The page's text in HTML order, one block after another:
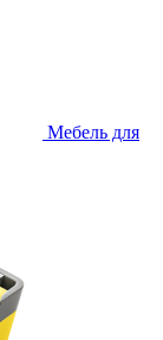
Мебель для